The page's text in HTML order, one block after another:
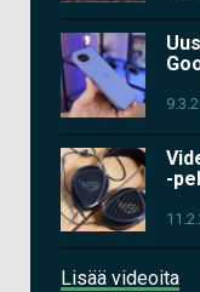
-
Lisää videoita